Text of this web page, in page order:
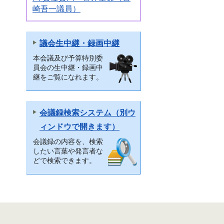
崎吾一議員）
議会生中継・録画中継
本会議及び予算特別委
員会の生中継・録画中
継をご覧になれます。
会議録検索システム（別ウ
ィンドウで開きます）
会議録の内容を、検索
したい言葉や発言者な
どで検索できます。